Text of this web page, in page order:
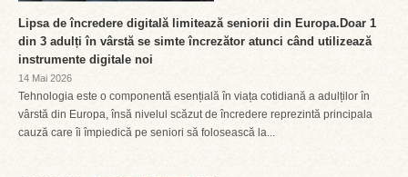
Lipsa de încredere digitală limitează seniorii din Europa.Doar 1
din 3 adulți în vârstă se simte încrezător atunci când utilizează
instrumente digitale noi
14 Mai 2026
Tehnologia este o componentă esențială în viața cotidiană a adulților în
vârstă din Europa, însă nivelul scăzut de încredere reprezintă principala
cauză care îi împiedică pe seniori să folosească la...